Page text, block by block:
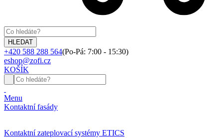
+420 588 288 564(Po-Pá: 7:00 - 15:30)
eshop@zofi.cz
KOŠÍK
Menu
Kontaktní fasády
Kontaktní zateplovací systémy ETICS